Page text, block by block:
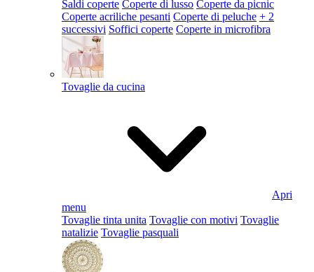
Saldi coperte Coperte di lusso Coperte da picnic
Coperte acriliche pesanti Coperte di peluche + 2
successivi Soffici coperte Coperte in microfibra
Tovaglie da cucina
Apri
menu
Tovaglie tinta unita Tovaglie con motivi Tovaglie
natalizie Tovaglie pasquali